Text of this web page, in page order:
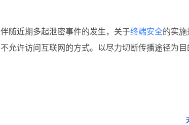
伴随近期多起泄密事件的发生，关于终端安全的实
不允许访问互联网的方式。 以尽力切断传播途径为